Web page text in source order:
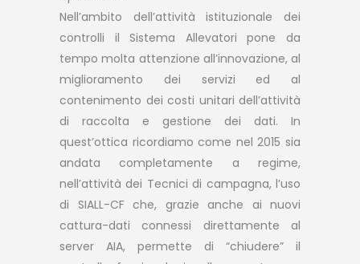
Nell’ambito dell’attività istituzionale dei
controlli il Sistema Allevatori pone da
tempo molta attenzione all’innovazione, al
miglioramento dei servizi ed al
contenimento dei costi unitari dell’attività
di raccolta e gestione dei dati. In
quest’ottica ricordiamo come nel 2015 sia
andata completamente a regime,
nell’attività dei Tecnici di campagna, l’uso
di SIALL-CF che, grazie anche ai nuovi
cattura-dati connessi direttamente al
server AIA, permette di “chiudere” il